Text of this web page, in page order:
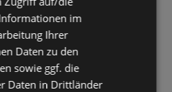
am: 08.08.2026
8,51 kmim
Ihrer
Daten zu den
sowie ggf. die
Daten in Drittländer